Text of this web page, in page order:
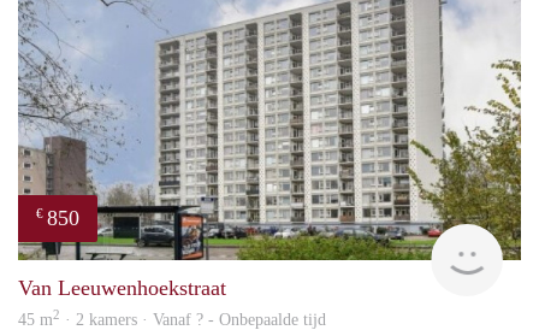
€ 850
rent
Van Leeuwenhoekstraat
45 m2 · 2 kamers · Vanaf ? - Onbepaalde tijd